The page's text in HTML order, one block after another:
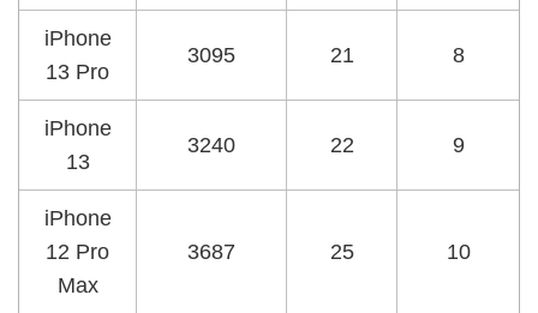
iPhone
13 Pro
3095 21 8
iPhone
13
3240 22 9
iPhone
12 Pro
Max
3687 25 10